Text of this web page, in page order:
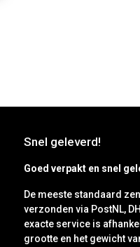
Snel geleverd!
Goed verpakt en snel
De meeste standaard
verzonden via PostNL,
exacte service is
grootte en het gewicht